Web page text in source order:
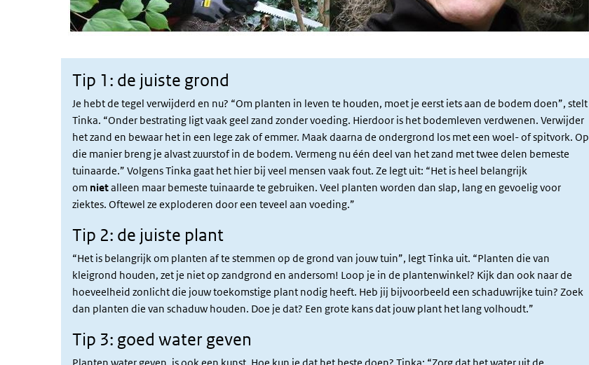
Tip 1: de juiste grond
Je hebt de tegel verwijderd en nu? “Om planten in leven te houden, moet je eerst iets aan de bodem doen”, stelt
Tinka. “Onder bestrating ligt vaak geel zand zonder voeding. Hierdoor is het bodemleven verdwenen. Verwijder
het zand en bewaar het in een lege zak of emmer. Maak daarna de ondergrond los met een woel- of spitvork. Op
die manier breng je alvast zuurstof in de bodem. Vermeng nu één deel van het zand met twee delen bemeste
tuinaarde.” Volgens Tinka gaat het hier bij veel mensen vaak fout. Ze legt uit: “Het is heel belangrijk
om nietalleen maar bemeste tuinaarde te gebruiken. Veel planten worden dan slap, lang en gevoelig voor
ziektes. Oftewel ze exploderen door een teveel aan voeding.”
Tip 2: de juiste plant
“Het is belangrijk om planten af te stemmen op de grond van jouw tuin”, legt Tinka uit. “Planten die van
kleigrond houden, zet je niet op zandgrond en andersom! Loop je in de plantenwinkel? Kijk dan ook naar de
hoeveelheid zonlicht die jouw toekomstige plant nodig heeft. Heb jij bijvoorbeeld een schaduwrijke tuin? Zoek
dan planten die van schaduw houden. Doe je dat? Een grote kans dat jouw plant het lang volhoudt.”
Tip 3: goed water geven